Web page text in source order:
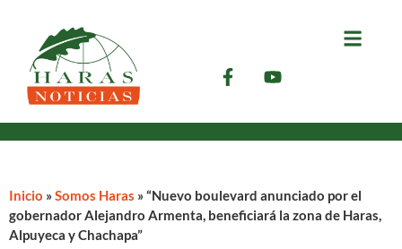
Inicio »Somos Haras »“Nuevo boulevard anunciado por el
gobernador Alejandro Armenta, beneficiará la zona de Haras,
Alpuyeca y Chachapa”